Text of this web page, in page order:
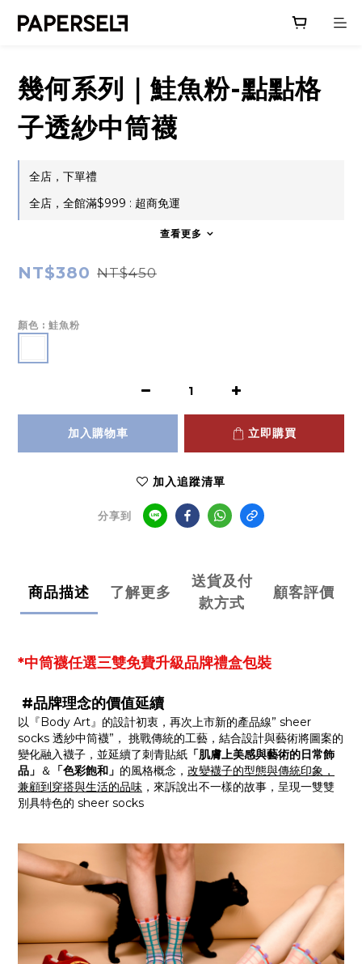
幾何系列｜鮭魚粉-點點格
子透紗中筒襪
全店，下單禮
全店，全館滿$999 : 超商免運
查看更多
NT$380 NT$450
顏色 : 鮭魚粉
加入購物車 立即購買
加入追蹤清單
分享到
商品描述 了解更多
送貨及付
款方式
顧客評價
*中筒襪任選三雙免費升級品牌禮盒包裝
#品牌理念的價值延續
以『Body Art』的設計初衷，再次上市新的產品線” sheer
socks 透紗中筒襪”， 挑戰傳統的工藝，結合設計與藝術將圖案的
變化融入襪子，並延續了刺青貼紙 「肌膚上美感與藝術的日常飾
品」 ＆ 「色彩飽和」 的風格概念， 改變襪子的型態與傳統印象，
兼顧到穿搭與生活的品味 ，來訴說出不一樣的故事，呈現一雙雙
別具特色的 sheer socks